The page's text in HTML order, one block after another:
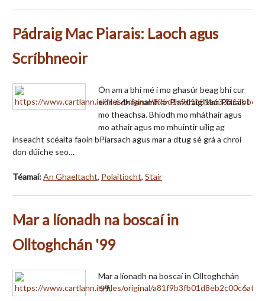
Pádraig Mac Piarais: Laoch agus
Scríbhneoir
Ón am a bhí mé i mo ghasúr beag bhí cur
síos á dhéanamh ar Phádraig Mac Piarais i
mo theachsa. Bhíodh mo mháthair agus
mo athair agus mo mhuintir uilig ag
inseacht scéalta faoin bPiarsach agus mar a dtug sé grá a chroí
don dúiche seo…
Téamaí:An Ghaeltacht, Polaitíocht, Stair
Mar a líonadh na boscaí in
Olltoghchán '99
Mar a líonadh na boscaí in Olltoghchán
'99.